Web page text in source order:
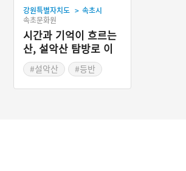
강원특별자치도 > 속초시
속초문화원
시간과 기억이 흐르는
산, 설악산 탐방로 이
야기
#설악산
#등반